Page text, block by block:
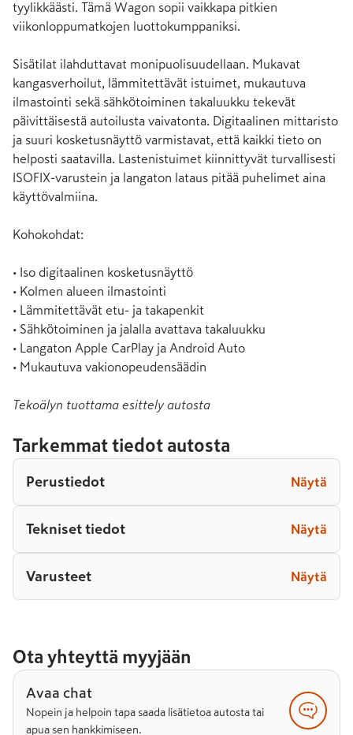
tyylikkäästi. Tämä Wagon sopii vaikkapa pitkien
viikonloppumatkojen luottokumppaniksi.
Sisätilat ilahduttavat monipuolisuudellaan. Mukavat
kangasverhoilut, lämmitettävät istuimet, mukautuva
ilmastointi sekä sähkötoiminen takaluukku tekevät
päivittäisestä autoilusta vaivatonta. Digitaalinen mittaristo
ja suuri kosketusnäyttö varmistavat, että kaikki tieto on
helposti saatavilla. Lastenistuimet kiinnittyvät turvallisesti
ISOFIX-varustein ja langaton lataus pitää puhelimet aina
käyttövalmiina.
Kohokohdat:
• Iso digitaalinen kosketusnäyttö
• Kolmen alueen ilmastointi
• Lämmitettävät etu- ja takapenkit
• Sähkötoiminen ja jalalla avattava takaluukku
• Langaton Apple CarPlay ja Android Auto
• Mukautuva vakionopeudensäädin
Tekoälyn tuottama esittely autosta
Tarkemmat tiedot autosta
Perustiedot Näytä
Tekniset tiedot Näytä
Varusteet Näytä
Ota yhteyttä myyjään
Avaa chat
Nopein ja helpoin tapa saada lisätietoa autosta tai
apua sen hankkimiseen.